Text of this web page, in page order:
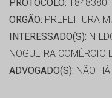
PROTOCOLO: 1848380
ORGÃO: PREFEITURA
INTERESSADO(S):
NOGUEIRA COMÉRCIO
ADVOGADO(S): NÃO HÁ